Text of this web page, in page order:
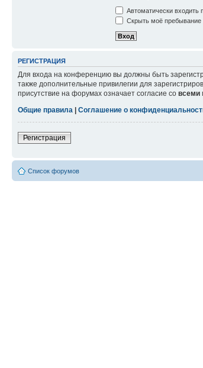
Автоматически
Скрыть моё пребывание
РЕГИСТРАЦИЯ
Для входа на конференцию вы должны быть
также дополнительные привилегии для
присутствие на форумах означает согласие со всеми
Общие правила
Соглашение о
Регистрация
Список форумов